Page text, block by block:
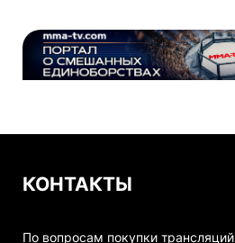
КОНТАКТЫ
По вопросам покупки трансляций